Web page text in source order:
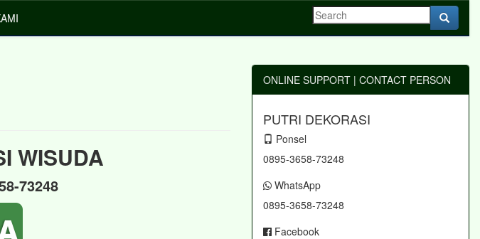
WISUDA
73248
ONLINE SUPPORT | CONTACT PERSON
PUTRI DEKORASI
Ponsel
0895-3658-73248
WhatsApp
0895-3658-73248
Facebook